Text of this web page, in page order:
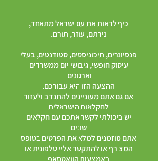
כיף לראות את עם ישראל מתאחד,
נירתם, עוזר, תורם.
פנסיונרים, תיכוניסטים, סטודנטים, בעלי
עיסוק חופשי, גיבושי יום ממשרדים
וארגונים
ההצעה הזו היא עבורכם.
אם גם אתם מעוניינים להתנדב ולעזור
לחקלאות הישראלית
יש ביכולתי לקשר אתכם עם חקלאים
שונים
אתם מוזמנים למלא את הפרטים בטופס
המצורף או להתקשר אליי טלפונית או
באמצעות הוואטסאפ